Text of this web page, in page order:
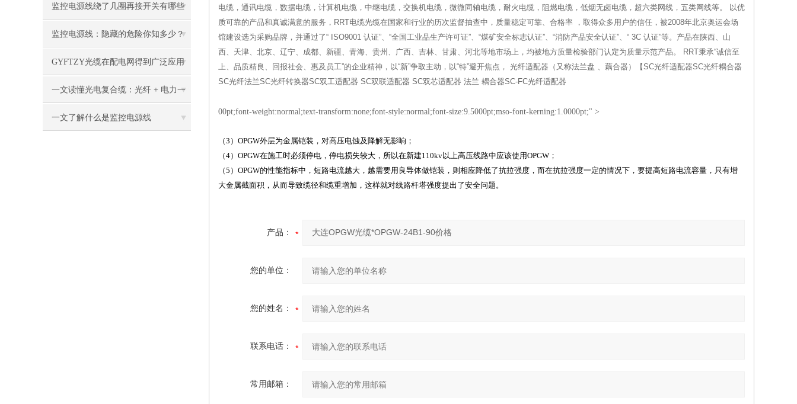
施工费用
监控电源线绕了几圈再接开关有哪些
用处
监控电源线：隐藏的危险你知多少？
GYFTZY光缆在配电网得到广泛应用
一文读懂光电复合缆：光纤 + 电力一
体结构与传输原理详解
一文了解什么是监控电源线
电缆，通讯电缆，数据电缆，计算机电缆，中继电缆，交换机电缆，微微同轴电缆，耐火电缆，阻燃电缆，低烟无卤电缆，超六类网线，五类网线等。 以优
质可靠的产品和真诚满意的服务，RRT电缆光缆在国家和行业的历次监督抽查中，质量稳定可靠、合格率 ，取得众多用户的信任，被2008年北京奥运会场
馆建设选为采购品牌，并通过了“ ISO9001 认证”、“全国工业品生产许可证”、“煤矿安全标志认证”、“消防产品安全认证”、“ 3C 认证”等。产品在陕西、山
西、天津、北京、辽宁、成都、新疆、青海、贵州、广西、吉林、甘肃、河北等地市场上，均被地方质量检验部门认定为质量示范产品。 RRT秉承“诚信至
上、品质精良、回报社会、惠及员工”的企业精神，以“新”争取主动，以“特”避开焦点， 光纤适配器（又称法兰盘 、藕合器）【SC光纤适配器SC光纤耦合器
SC光纤法兰SC光纤转换器SC双工适配器 SC双联适配器 SC双芯适配器 法兰 耦合器SC-FC光纤适配器
00pt;font-weight:normal;text-transform:none;font-style:normal;font-size:9.5000pt;mso-font-kerning:1.0000pt;" >
（3）OPGW外层为金属铠装，对高压电蚀及降解无影响；
（4）OPGW在施工时必须停电，停电损失较大，所以在新建110kv以上高压线路中应该使用OPGW；
（5）OPGW的性能指标中，短路电流越大，越需要用良导体做铠装，则相应降低了抗拉强度，而在抗拉强度一定的情况下，要提高短路电流容量，只有增
大金属截面积，从而导致缆径和缆重增加，这样就对线路杆塔强度提出了安全问题。
产品：
您的单位：
您的姓名：
联系电话：
常用邮箱：